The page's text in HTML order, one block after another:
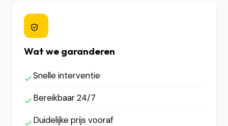
Wat we garanderen
Snelle interventie
Bereikbaar 24/7
Duidelijke prijs vooraf